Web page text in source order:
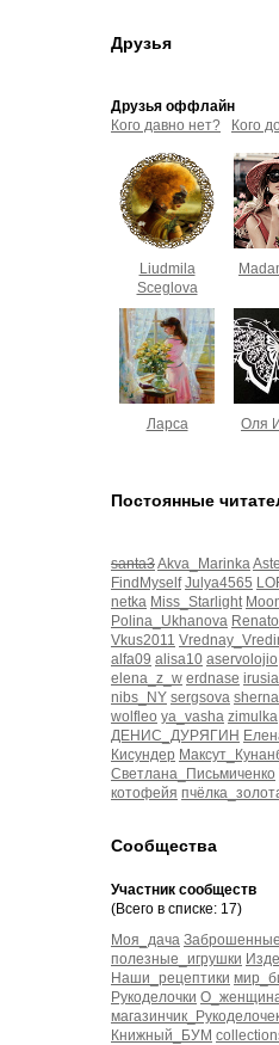
Друзья
Друзья оффлайн
Кого давно нет?
Кого
Liudmila
Sceglova
Ларса Оля
Постоянные
santa3Akva_Marinka
FindMyself Julya4565
netka Miss_Starlight
Polina_Ukhanova
Vkus2011
alfa09 alisa10 aservolojio
elena_z_w erdnase
nibs_NY sergsova
wolfleo ya_vasha zimulka
ДЕНИС_ДУРЯГИН
Кисундер
Светлана_Письмиченко
котофейя
Сообщества
Участник сообществ
(Всего в списке: 17)
Моя_дача
полезные_игрушки
Наши_рецептики
Рукоделочки
Книжный_БУМ